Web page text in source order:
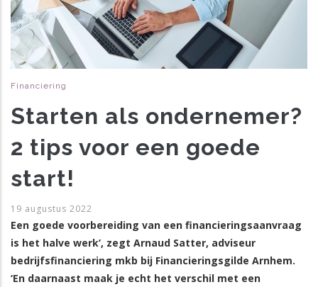
Financiering
Starten als ondernemer?
2 tips voor een goede
start!
19 augustus 2022
Een goede voorbereiding van een financieringsaanvraag
is het halve werk’, zegt Arnaud Satter, adviseur
bedrijfsfinanciering mkb bij Financieringsgilde Arnhem.
‘En daarnaast maak je echt het verschil met een